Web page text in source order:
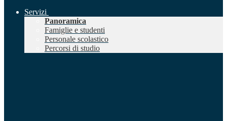
Servizi
Panoramica
Famiglie e studenti
Personale scolastico
Percorsi di studio